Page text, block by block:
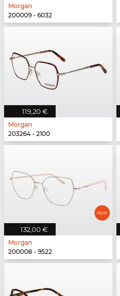
Morgan
200009 - 6032
119,20 €
Morgan
203264 - 2100
132,00 €
Morgan
200008 - 9522